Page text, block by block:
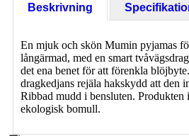
Beskrivning
En mjuk och skön Mumin pyjamas
långärmad, med en smart
det ena benet för att förenkla
dragkedjans rejäla hakskydd att den
Ribbad mudd i bensluten. Produkten
ekologisk bomull.